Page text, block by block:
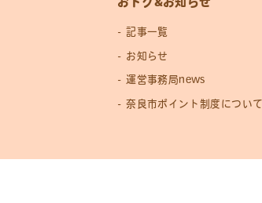
記事一覧
お知らせ
運営事務局news
奈良市ポイント制度について